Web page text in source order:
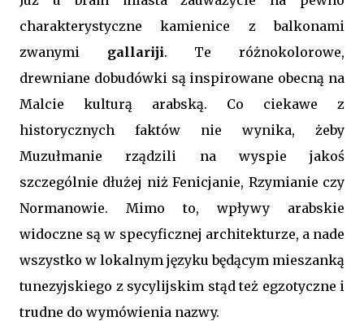
charakterystyczne kamienice z balkonami
zwanymi gallariji. Te różnokolorowe,
drewniane dobudówki są inspirowane obecną na
Malcie kulturą arabską. Co ciekawe z
historycznych faktów nie wynika, żeby
Muzułmanie rządzili na wyspie jakoś
szczególnie dłużej niż Fenicjanie, Rzymianie czy
Normanowie. Mimo to, wpływy arabskie
widoczne są w specyficznej architekturze, a nade
wszystko w lokalnym języku będącym mieszanką
tunezyjskiego z sycylijskim stąd też egzotyczne i
trudne do wymówienia nazwy.